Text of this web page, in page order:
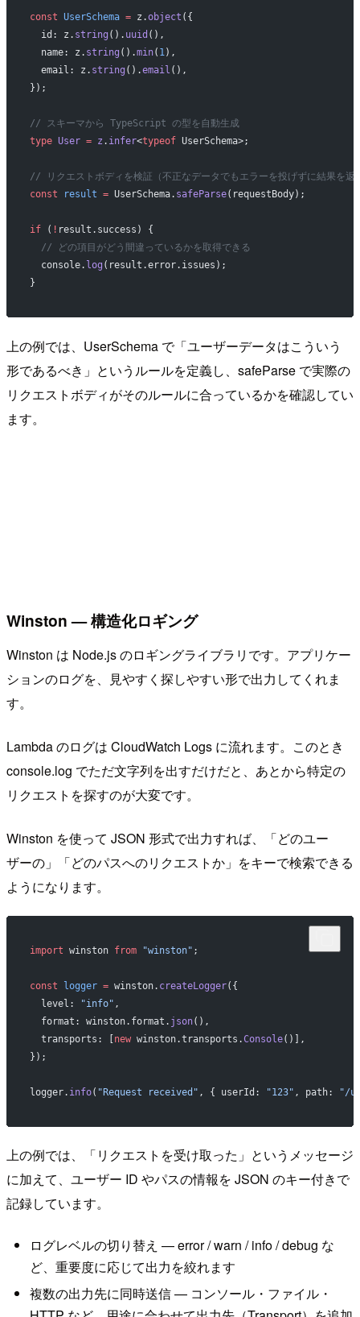
const UserSchema = z.object ({
  id: z.
string (). uuid (),
  name: z.
string ().min( 1),
  email: z.
string ().email (),
});
// スキーマから TypeScript の型を自動生成
type User = z . infer<typeof UserSchema>;
// リクエストボディを検証（不正なデータでもエラーを投げずに結果を返
const result = UserSchema. safeParse(requestBody);
if ( ! result.success) {
  // どの項目がどう間違っているかを取得できる
  console.
log (result.error.issues);
}
上の例では、UserSchema で「ユーザーデータはこういう
形であるべき」というルールを定義し、safeParse で実際の
リクエストボディがそのルールに合っているかを確認してい
ます。
Winston — 構造化ロギング
Winston は Node.js のロギングライブラリです。アプリケー
ションのログを、見やすく探しやすい形で出力してくれま
す。
Lambda のログは CloudWatch Logs に流れます。このとき
console.log でただ文字列を出すだけだと、あとから特定の
リクエストを探すのが大変です。
Winston を使って JSON 形式で出力すれば、「どのユー
ザーの」「どのパスへのリクエストか」をキーで検索できる
ようになります。
import winston from "winston" ;
const logger = winston. createLogger({
  level:
"info" ,
  format: winston.format.
json(),
  transports: [
new winston.transports.Console()],
});
logger. info( "Request received" , { userId: "123" , path: "/
上の例では、「リクエストを受け取った」というメッセージ
に加えて、ユーザー ID やパスの情報を JSON のキー付きで
記録しています。
ログレベルの切り替え — error / warn / info / debug な
ど、重要度に応じて出力を絞れます
複数の出力先に同時送信 — コンソール・ファイル・